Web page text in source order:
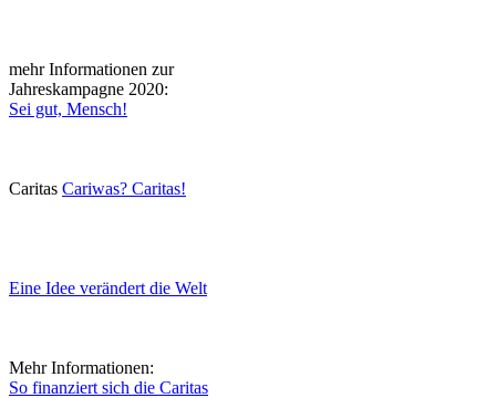
mehr Informationen zur
Jahreskampagne 2020:
Sei gut, Mensch!
Caritas Cariwas? Caritas!
Eine Idee verändert die Welt
Mehr Informationen:
So finanziert sich die Caritas